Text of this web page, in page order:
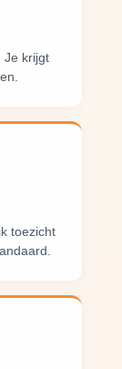
Je krijgt
toezicht